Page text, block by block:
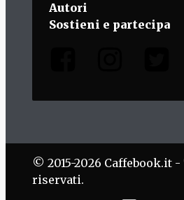
Autori
Sostieni e partecipa
© 2015-2026 Caffebook.it
riservati.